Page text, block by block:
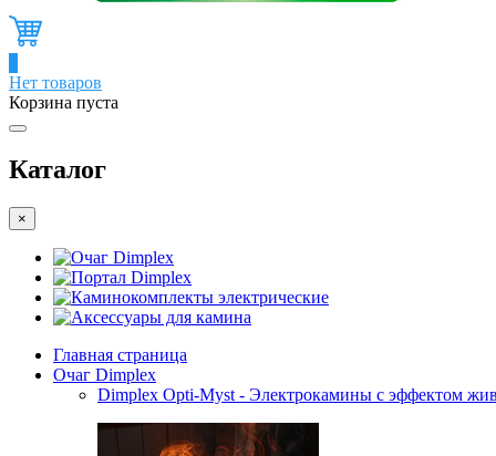
Нет товаров
Корзина пуста
Каталог
×
Очаг Dimplex
Портал Dimplex
Каминокомплекты электрические
Аксессуары для камина
Главная страница
Очаг Dimplex
Dimplex Opti-Myst - Электрокамины с эффектом